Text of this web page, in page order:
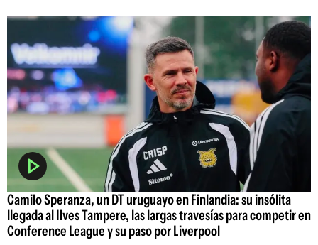
Camilo Speranza, un DT uruguayo en Finlandia: su insólita
llegada al Ilves Tampere, las largas travesías para competir en
Conference League y su paso por Liverpool